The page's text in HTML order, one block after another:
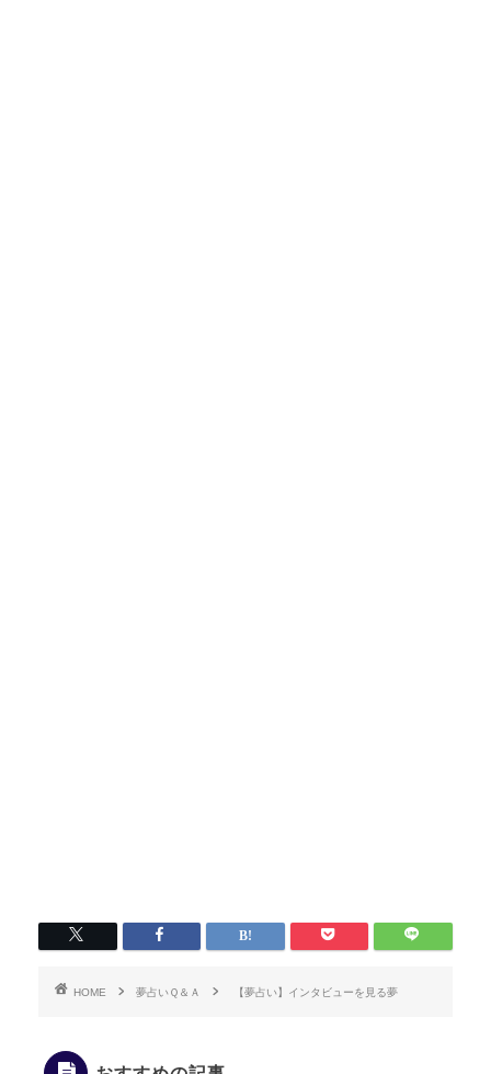
HOME 夢占いＱ＆Ａ 【夢占い】インタビューを見る夢